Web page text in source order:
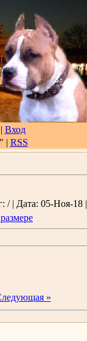
Вход
" | RSS
/ | Дата: 05-Ноя-18 |
»